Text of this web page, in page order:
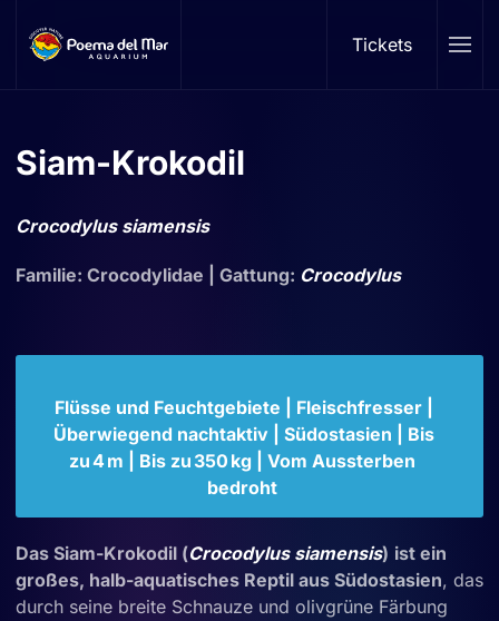
Skip to main content Tickets
Siam-Krokodil
Crocodylus siamensis
Familie: Crocodylidae | Gattung: Crocodylus
Flüsse und Feuchtgebiete | Fleischfresser |
Überwiegend nachtaktiv | Südostasien | Bis
zu 4 m | Bis zu 350 kg | Vom Aussterben
bedroht
Das Siam-Krokodil (Crocodylus siamensis) ist ein
großes, halb-aquatisches Reptil aus Südostasien, das
durch seine breite Schnauze und olivgrüne Färbung